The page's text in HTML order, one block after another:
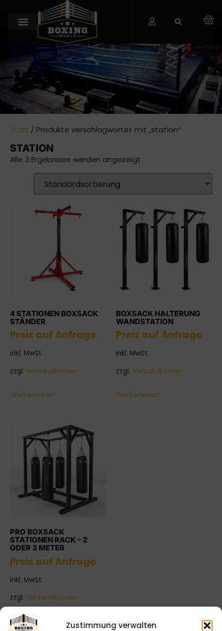
Zustimmung verwalten
Start / Produkte verschlagwortet mit „station“
STATION
Alle 3 Ergebnisse werden angezeigt
4 STATIONEN BOXSACK
STÄNDER
Preis auf Anfrage
inkl. MwSt.
zzgl. Versandkosten
Weiterlesen
BOXSACK HALTERUNG
WANDSTATION
Preis auf Anfrage
inkl. MwSt.
zzgl. Versandkosten
Weiterlesen
PRO BOXSACK
STATIONEN RACK – 2
ODER 3 METER
Preis auf Anfrage
inkl. MwSt.
zzgl. Versandkosten
Weiterlesen